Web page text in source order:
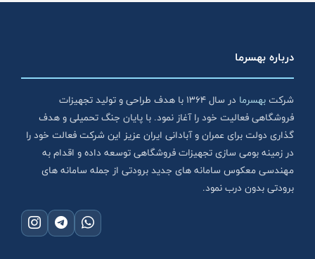
درباره بهسرما
شرکت بهسرما
در سال ۱۳۶۴ با هدف طراحی و تولید تجهیزات
فروشگاهی فعالیت خود را آغاز نمود. با پایان جنگ تحمیلی و هدف
گذاری دولت برای عمران و آبادانی ایران عزیز این شرکت فعالت خود را
در زمینه بومی سازی تجهیزات فروشگاهی توسعه داده و اقدام به
مهندسی معکوس سامانه های جدید برودتی از جمله سامانه های
برودتی بدون درب نمود.